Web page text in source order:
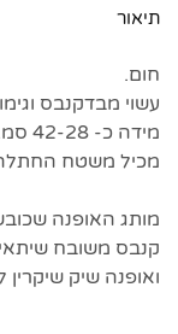
תיאור
חום.
עשוי מבדקנבס
מידה כ- 42-28 סמ.
מכיל משטח
מותג האופנה
קנבס משובח
ואופנה שיק